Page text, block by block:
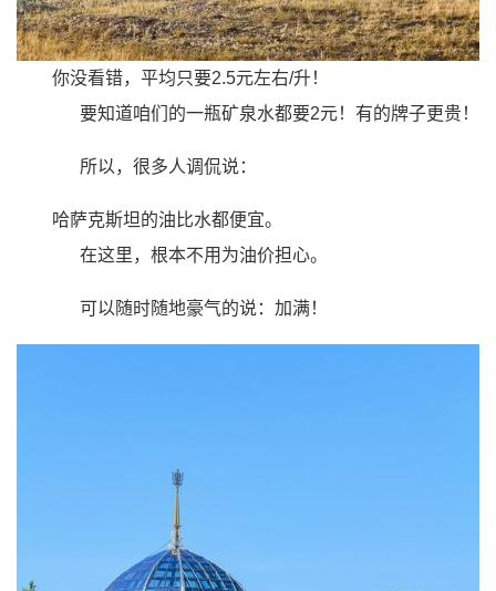
你没看错，平均只要2.5元左右/升！
要知道咱们的一瓶矿泉水都要2元！有的牌子更贵！
所以，很多人调侃说：
哈萨克斯坦的油比水都便宜。
在这里，根本不用为油价担心。
可以随时随地豪气的说：加满！